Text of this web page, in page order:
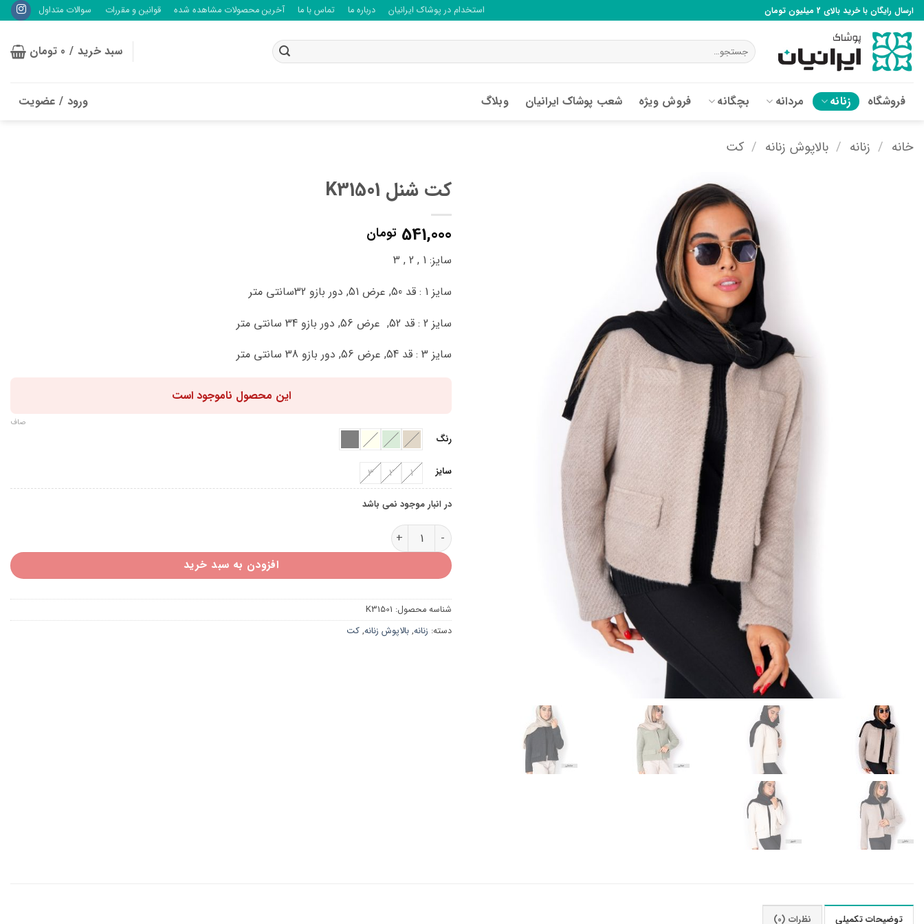
Skip
to
content
ارسال رایگان با خرید بالای 2 میلیون تومان استخدام در پوشاک ایرانیان درباره ما تماس با ما آخرین محصولات مشاهده شده قوانین و مقررات سوالات متداول
جستجو
برای:
سبد خرید / 0 تومان
فروشگاه زنانه مردانه بچگانه فروش ویژه شعب پوشاک ایرانیان وبلاگ ورود / عضویت
خانه / زنانه / بالاپوش زنانه / کت
کت شنل K31501
541,000 تومان
سایز: 1 , 2 , 3
سایز 1 : قد 50, عرض 51, دور بازو 32سانتی متر
سایز 2 : قد 52, عرض 56, دور بازو 34 سانتی متر
سایز 3 : قد 54, عرض 56, دور بازو 38 سانتی متر
این محصول ناموجود است
رنگ
سایز 1
2
3
صاف
در انبار موجود نمی باشد
کت شنل K31501 عدد
افزودن به سبد خرید
شناسه محصول: K31501
دسته: زنانه, بالاپوش زنانه, کت
توضیحات تکمیلی نظرات (0)